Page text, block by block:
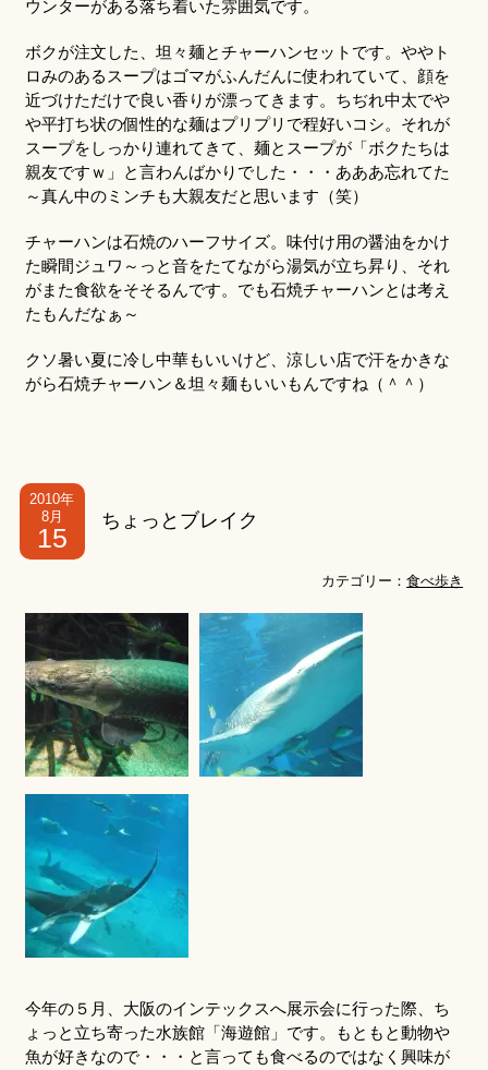
ウンターがある落ち着いた雰囲気です。
ボクが注文した、坦々麺とチャーハンセットです。ややト
ロみのあるスープはゴマがふんだんに使われていて、顔を
近づけただけで良い香りが漂ってきます。ちぢれ中太でや
や平打ち状の個性的な麺はプリプリで程好いコシ。それが
スープをしっかり連れてきて、麺とスープが「ボクたちは
親友ですｗ」と言わんばかりでした・・・あああ忘れてた
～真ん中のミンチも大親友だと思います（笑）
チャーハンは石焼のハーフサイズ。味付け用の醤油をかけ
た瞬間ジュワ～っと音をたてながら湯気が立ち昇り、それ
がまた食欲をそそるんです。でも石焼チャーハンとは考え
たもんだなぁ～
クソ暑い夏に冷し中華もいいけど、涼しい店で汗をかきな
がら石焼チャーハン＆坦々麺もいいもんですね（＾＾）
2010年
8月
15
ちょっとブレイク
カテゴリー：食べ歩き
今年の５月、大阪のインテックスへ展示会に行った際、ち
ょっと立ち寄った水族館「海遊館」です。もともと動物や
魚が好きなので・・・と言っても食べるのではなく興味が